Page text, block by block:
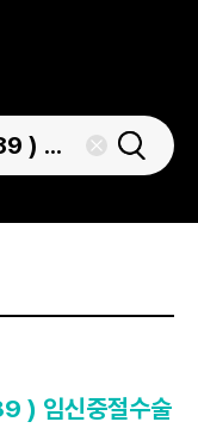
) 임신중절수술